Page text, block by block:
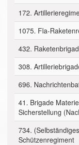
172.
1075. Fla-
432.
308.
696.
41. Brigade
Sicherstellung
734.
Schützenregiment